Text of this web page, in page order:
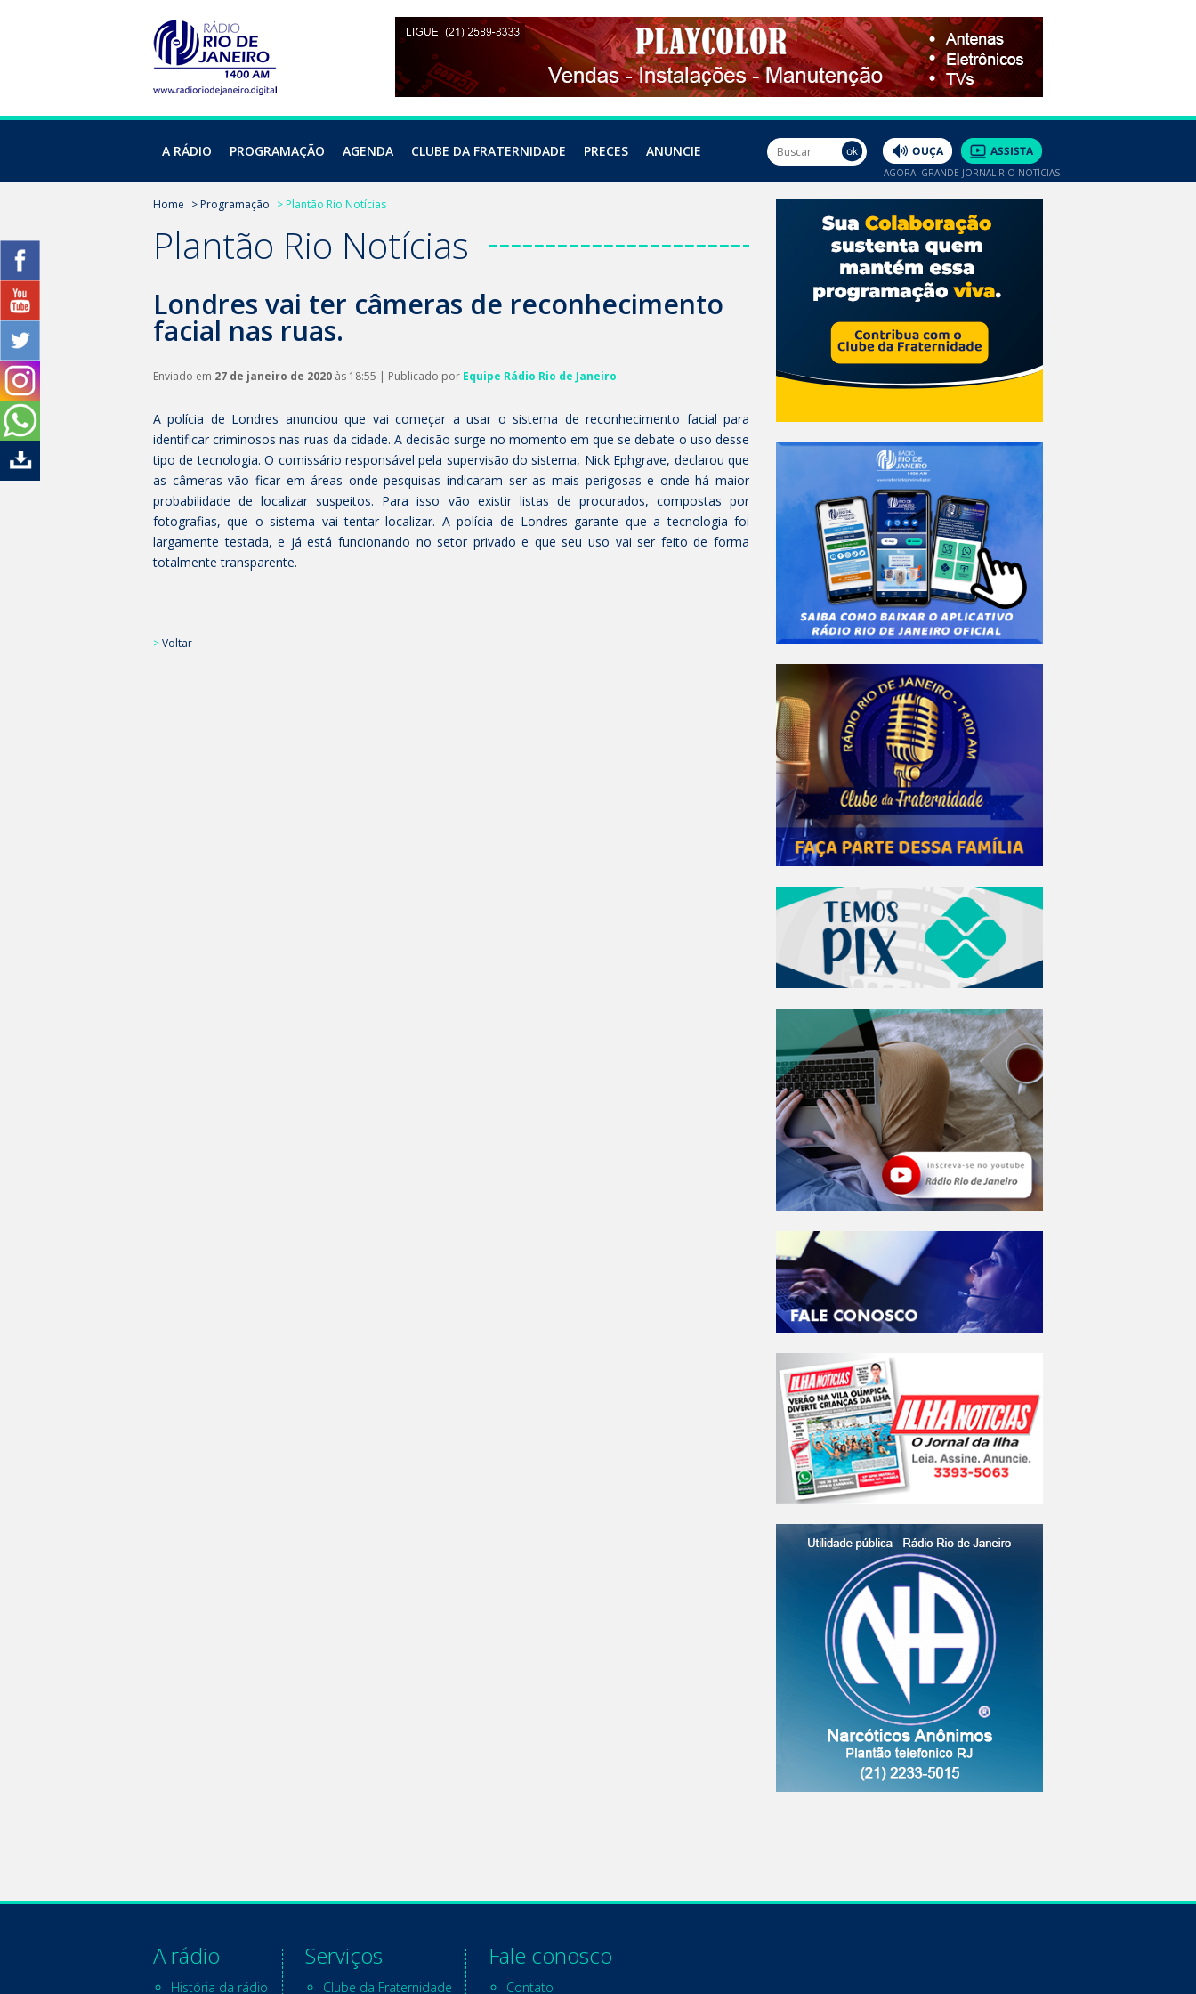
A RÁDIO PROGRAMAÇÃO AGENDA CLUBE DA FRATERNIDADE PRECES ANUNCIE
AGORA: GRANDE JORNAL RIO NOTÍCIAS
Home > Programação > Plantão Rio Notícias
Plantão Rio Notícias
Londres vai ter câmeras de reconhecimento
facial nas ruas.
Enviado em 27 de janeiro de 2020 às 18:55 | Publicado por Equipe Rádio Rio de Janeiro
A polícia de Londres anunciou que vai começar a usar o sistema de reconhecimento facial para
identificar criminosos nas ruas da cidade. A decisão surge no momento em que se debate o uso desse
tipo de tecnologia. O comissário responsável pela supervisão do sistema, Nick Ephgrave, declarou que
as câmeras vão ficar em áreas onde pesquisas indicaram ser as mais perigosas e onde há maior
probabilidade de localizar suspeitos. Para isso vão existir listas de procurados, compostas por
fotografias, que o sistema vai tentar localizar. A polícia de Londres garante que a tecnologia foi
largamente testada, e já está funcionando no setor privado e que seu uso vai ser feito de forma
totalmente transparente.
>Voltar
A rádio
História da rádio
Serviços
Clube da Fraternidade
Fale conosco
Contato